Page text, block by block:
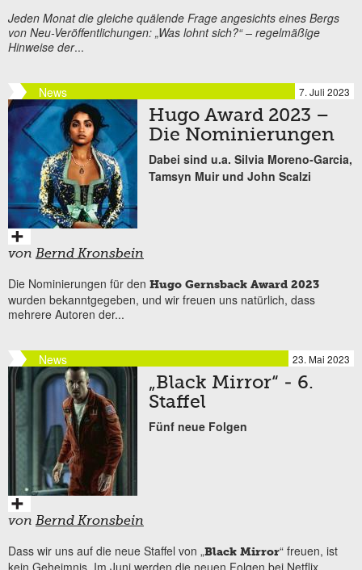
Jeden Monat die gleiche quälende Frage angesichts eines Bergs
von Neu-Veröffentlichungen: „Was lohnt sich?“ – regelmäßige
Hinweise der...
News 7. Juli 2023
Hugo Award 2023 –
Die Nominierungen
Dabei sind u.a. Silvia Moreno-Garcia,
Tamsyn Muir und John Scalzi
von Bernd Kronsbein
Die Nominierungen für den Hugo Gernsback Award 2023
wurden bekanntgegeben, und wir freuen uns natürlich, dass
mehrere Autoren der...
News 23. Mai 2023
„Black Mirror“ - 6.
Staffel
Fünf neue Folgen
von Bernd Kronsbein
Dass wir uns auf die neue Staffel von „Black Mirror“ freuen, ist
kein Geheimnis. Im Juni werden die neuen Folgen bei Netflix...